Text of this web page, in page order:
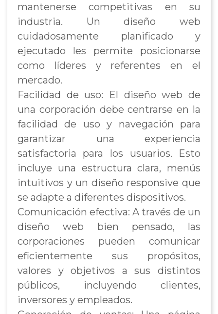
mantenerse competitivas en su
industria. Un diseño web
cuidadosamente planificado y
ejecutado les permite posicionarse
como líderes y referentes en el
mercado.
Facilidad de uso: El diseño web de
una corporación debe centrarse en la
facilidad de uso y navegación para
garantizar una experiencia
satisfactoria para los usuarios. Esto
incluye una estructura clara, menús
intuitivos y un diseño responsive que
se adapte a diferentes dispositivos.
Comunicación efectiva: A través de un
diseño web bien pensado, las
corporaciones pueden comunicar
eficientemente sus propósitos,
valores y objetivos a sus distintos
públicos, incluyendo clientes,
inversores y empleados.